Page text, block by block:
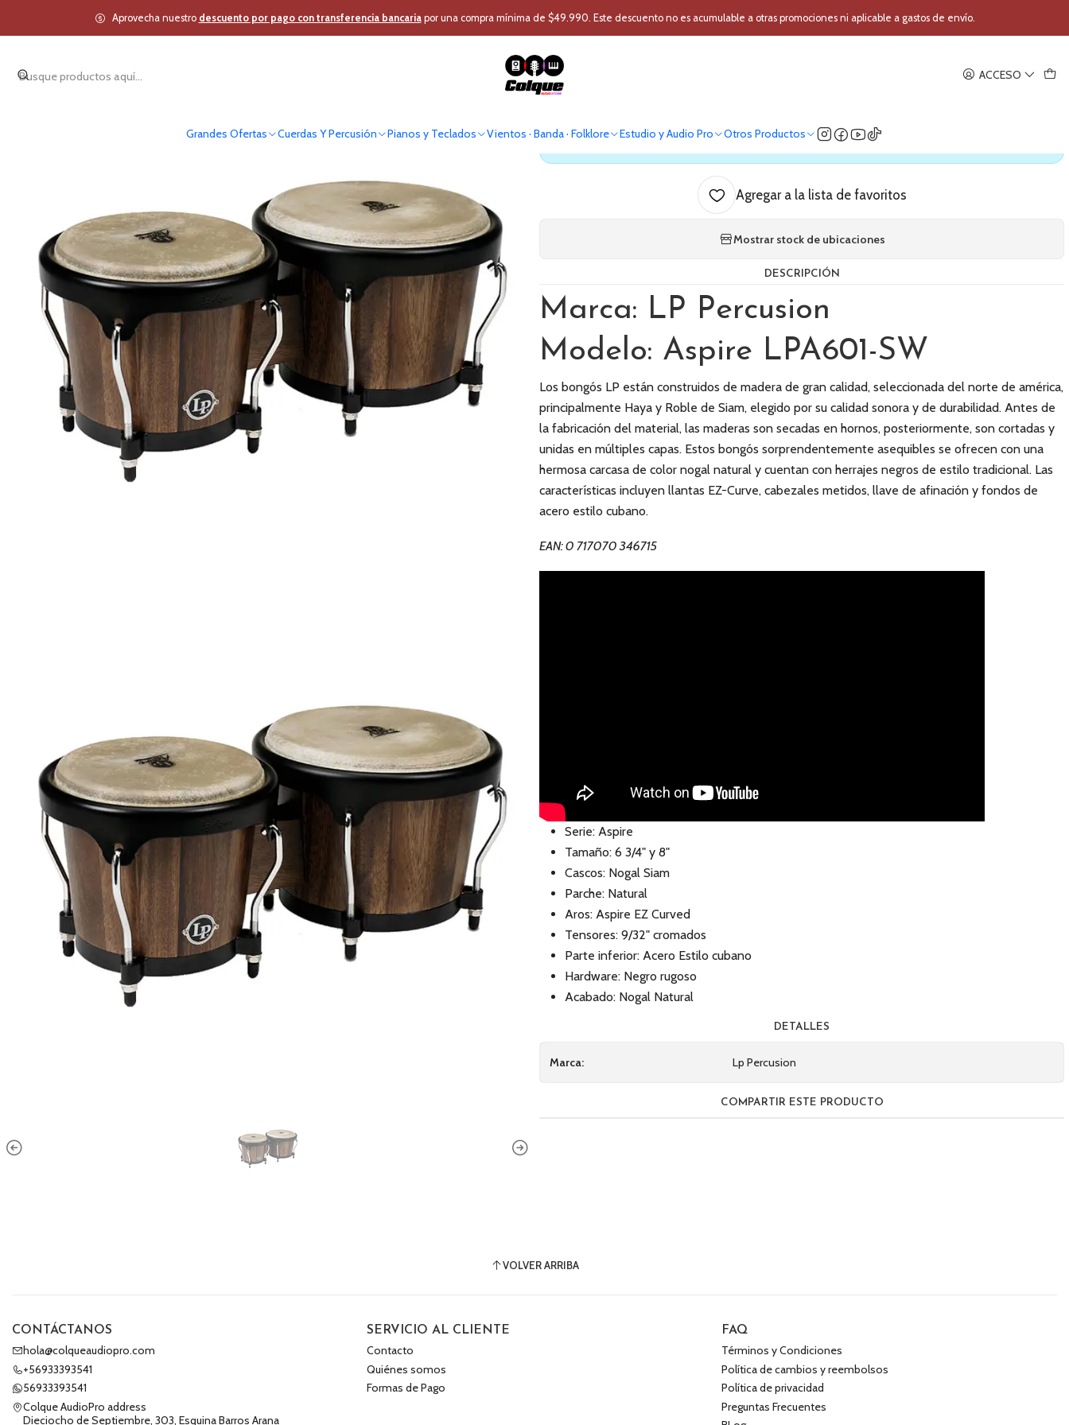
ACCESO
Grandes Ofertas Cuerdas Y Percusión Pianos y Teclados Vientos · Banda · Folklore Estudio y Audio Pro Otros Productos
Aprovecha nuestro descuento por pago con transferencia bancariapor una compra mínima de $49.990. Este descuento no es acumulable a otras promociones ni aplicable a gastos de envío.
Inicio Cuerdas Y Percusión Instrumentos Percusión Percusion Tropical Bongo LP Percusion Aspire LPA601-SW
Bongo LP Percusion Aspire LPA601-SW
Antes de comprar verifica nuestro stock
Agregar a la lista de favoritos
Mostrar stock de ubicaciones
DESCRIPCIÓN
Marca: LP Percusion
Modelo: Aspire LPA601-SW
Los bongós LP están construidos de madera de gran calidad, seleccionada del norte de américa,
principalmente Haya y Roble de Siam, elegido por su calidad sonora y de durabilidad. Antes de
la fabricación del material, las maderas son secadas en hornos, posteriormente, son cortadas y
unidas en múltiples capas. Estos bongós sorprendentemente asequibles se ofrecen con una
hermosa carcasa de color nogal natural y cuentan con herrajes negros de estilo tradicional. Las
características incluyen llantas EZ-Curve, cabezales metidos, llave de afinación y fondos de
acero estilo cubano.
EAN: 0 717070 346715
Serie: Aspire
Tamaño: 6 3/4" y 8"
Cascos: Nogal Siam
Parche: Natural
Aros: Aspire EZ Curved
Tensores: 9/32" cromados
Parte inferior: Acero Estilo cubano
Hardware: Negro rugoso
Acabado: Nogal Natural
DETALLES
Marca: Lp Percusion
COMPARTIR ESTE PRODUCTO
VOLVER ARRIBA
CONTÁCTANOS
hola@colqueaudiopro.com
+56933393541
56933393541
Colque AudioPro address
Dieciocho de Septiembre, 303, Esquina Barros Arana
SERVICIO AL CLIENTE
Contacto
Quiénes somos
Formas de Pago
FAQ
Términos y Condiciones
Política de cambios y reembolsos
Política de privacidad
Preguntas Frecuentes